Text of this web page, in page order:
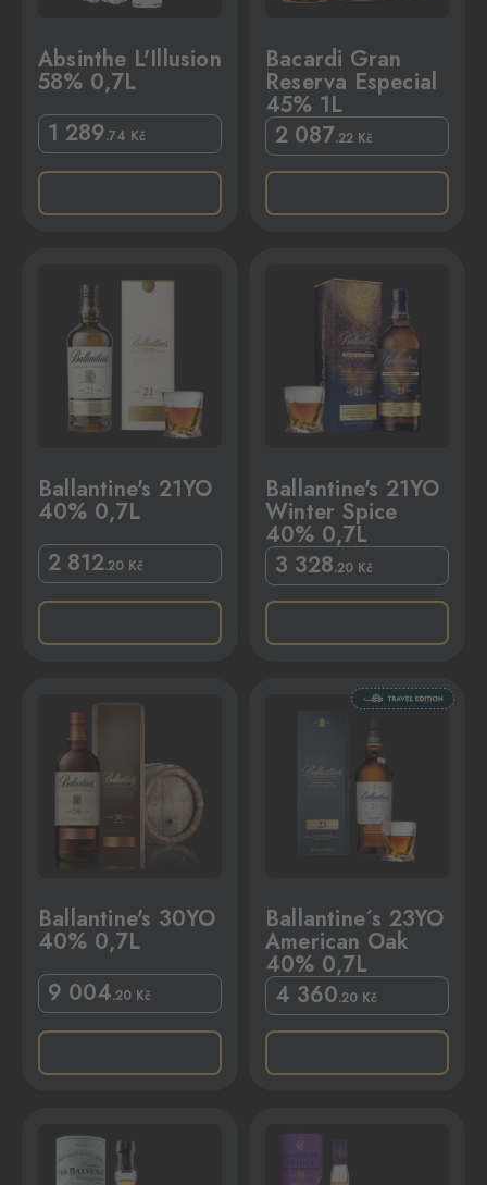
Absinthe L'Illusion
58% 0,7L
1 289.74 Kč
Bacardi Gran
Reserva Especial
45% 1L
2 087.22 Kč
Ballantine's 21YO
40% 0,7L
2 812.20 Kč
Ballantine's 21YO
Winter Spice
40% 0,7L
3 328.20 Kč
Ballantine's 30YO
40% 0,7L
9 004.20 Kč
Ballantine´s 23YO
American Oak
40% 0,7L
4 360.20 Kč